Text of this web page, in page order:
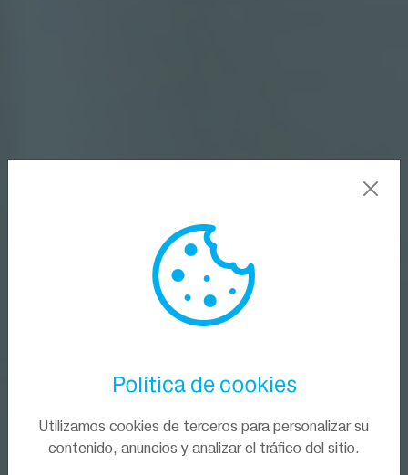
Política de cookies
Utilizamos cookies de terceros para personalizar su
contenido, anuncios y analizar el tráfico del sitio.